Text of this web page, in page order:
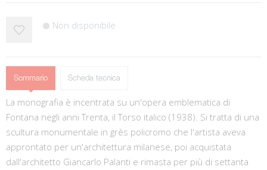
Non disponibile
Sommario Scheda tecnica
La monografia è incentrata su un'opera emblematica di
Fontana negli anni Trenta, il Torso italico (1938). Si tratta di una
scultura monumentale in grès policromo che l'artista aveva
approntato per un'architettura milanese, poi acquistata
dall'architetto Giancarlo Palanti e rimasta per più di settanta